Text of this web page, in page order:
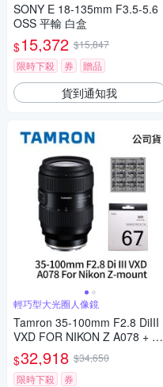
SONY E 18-135mm F3.5-5.6
OSS 平輸 白盒
$15,372 $15,847
限時下殺
券 贈品
貨到通知我
輕巧型大光圈人像鏡
Tamron 35-100mm F2.8 DiIII
VXD FOR NIKON Z A078 + SI
GMA UV 67mm + SunLight CL
-50LN (公司貨)
$32,918 $34,650
限時下殺
券